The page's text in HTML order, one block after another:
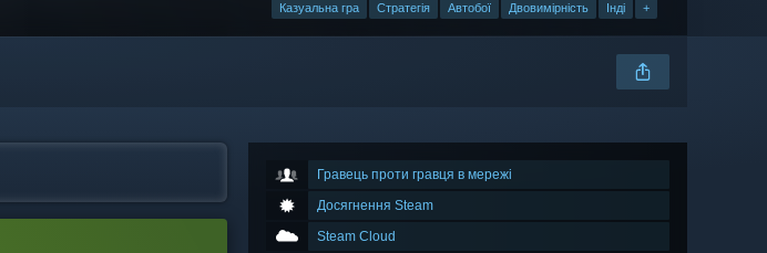
Казуальна гра Стратегія Автобої Двовимірність Інді +
Гравець проти гравця в мережі
Досягнення Steam
Steam Cloud